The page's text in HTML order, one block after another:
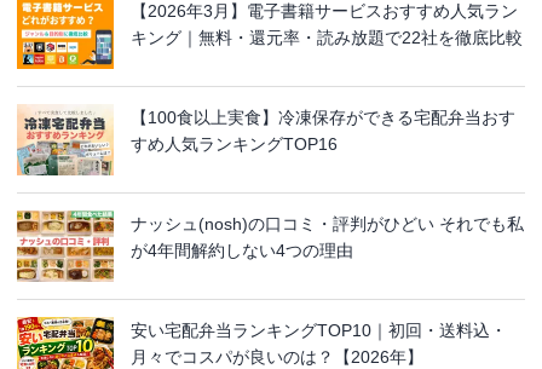
【2026年3月】電子書籍サービスおすすめ人気ラン
キング｜無料・還元率・読み放題で22社を徹底比較
【100食以上実食】冷凍保存ができる宅配弁当おす
すめ人気ランキングTOP16
ナッシュ(nosh)の口コミ・評判がひどい それでも私
が4年間解約しない4つの理由
安い宅配弁当ランキングTOP10｜初回・送料込・
月々でコスパが良いのは？【2026年】